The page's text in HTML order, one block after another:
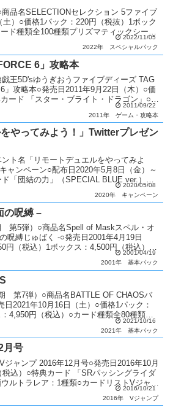
品名SELECTIONセレクション 5ファイブ
）○価格1パック：220円（税抜）1ボック
ド種類全100種類プリズマティックシーク
2022/11/05
2022年
スペシャルパック
6」攻略本
王5D'sゆうぎおうファイブディーズ TAG
」攻略本○発売日2011年9月22日（木）○価
ード 「スター・ブライト・ドラゴン」○カ
2011/09/22
2011年
ゲーム・攻略本
をやってみよう！」Twitterプレゼン
ト名「リモートデュエルをやってみよ
ャンペーン○配布日2020年5月8日（金）～
「団結の力」（SPECIAL BLUE ver.）
2020/05/08
2020年
キャンペーン
の呪縛 –
第5弾）○商品名Spell of Maskスペル・オ
呪縛じゅばく -○発売日2001年4月19日
円（税込）1ボックス：4,500円（税込）○
2001/04/19
2001年
基本パック
第7弾）○商品名BATTLE OF CHAOSバ
日2021年10月16日（土）○価格1パック：
4,950円（税込）○カード種類全80種類ホ
2021/10/16
2021年
基本パック
月号
ャンプ 2016年12月号○発売日2016年10月
込）○特典カード 「SRパッシングライダ
ルトラレア：1種類○カードリストVジャン
2016/10/21
2016年
Vジャンプ